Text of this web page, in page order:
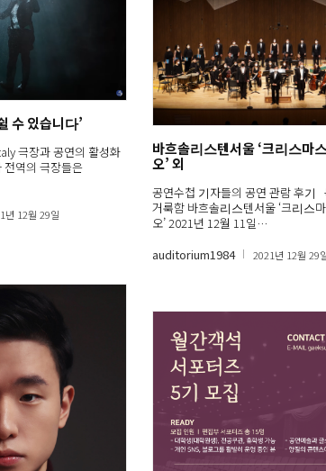
수 있습니다’
극장과 공연의 활성화
역의 극장들은
년 12월 29일
바흐솔리스텐서울 ‘크리스마
오’ 외
공연수첩 기자들의 공연 관람 후기
거룩함 바흐솔리스텐서울 ‘크리스
오’ 2021년 12월 11일…
auditorium1984
2021년 12월 29